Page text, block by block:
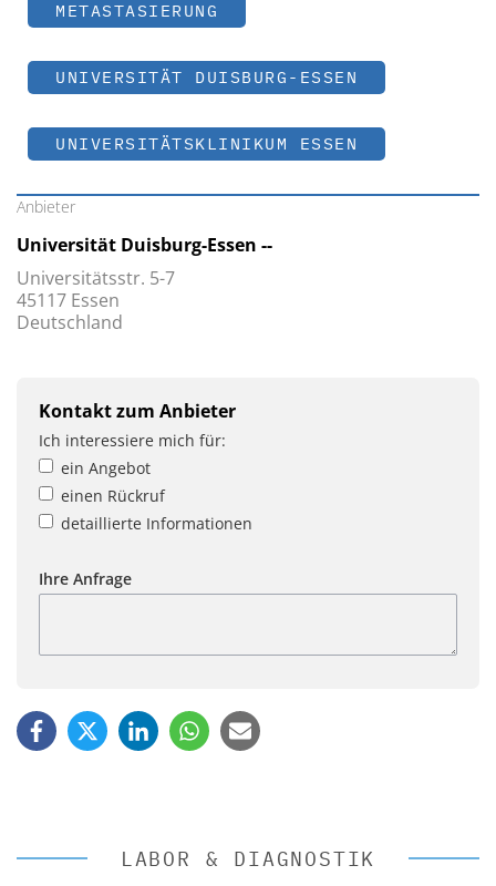
METASTASIERUNG
UNIVERSITÄT DUISBURG-ESSEN
UNIVERSITÄTSKLINIKUM ESSEN
Anbieter
Universität Duisburg-Essen --
Universitätsstr. 5-7
45117 Essen
Deutschland
Kontakt zum Anbieter
Ich interessiere mich für:
ein Angebot
einen Rückruf
detaillierte Informationen
Ihre Anfrage
LABOR & DIAGNOSTIK